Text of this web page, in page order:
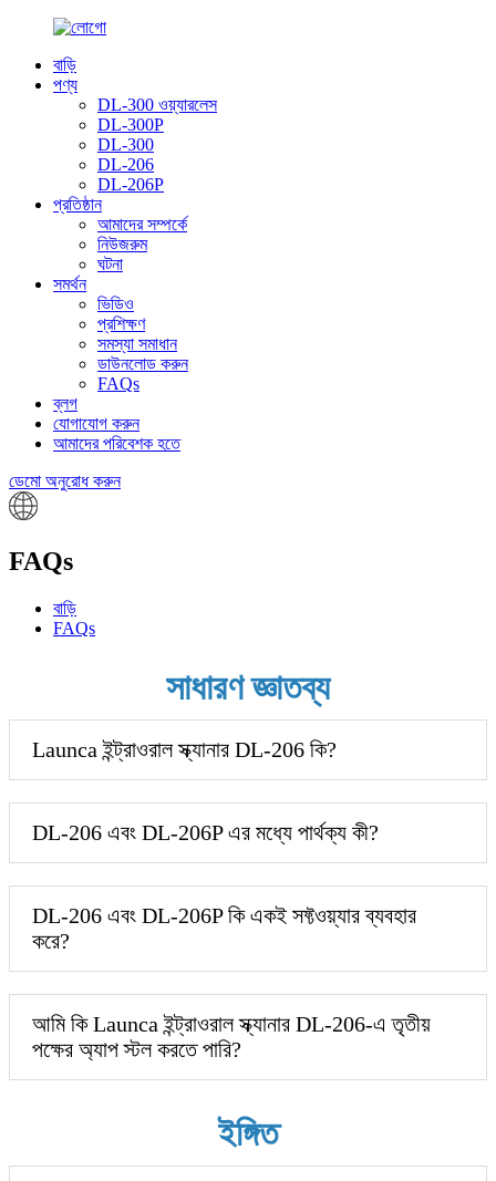
বাড়ি
পণ্য
DL-300 ওয়্যারলেস
DL-300P
DL-300
DL-206
DL-206P
প্রতিষ্ঠান
আমাদের সম্পর্কে
নিউজরুম
ঘটনা
সমর্থন
ভিডিও
প্রশিক্ষণ
সমস্যা সমাধান
ডাউনলোড করুন
FAQs
ব্লগ
যোগাযোগ করুন
আমাদের পরিবেশক হতে
ডেমো অনুরোধ করুন
FAQs
বাড়ি
FAQs
সাধারণ জ্ঞাতব্য
Launca ইন্ট্রাওরাল স্ক্যানার DL-206 কি?
DL-206 এবং DL-206P এর মধ্যে পার্থক্য কী?
DL-206 এবং DL-206P কি একই সফ্টওয়্যার ব্যবহার
করে?
আমি কি Launca ইন্ট্রাওরাল স্ক্যানার DL-206-এ তৃতীয়
পক্ষের অ্যাপ স্টল করতে পারি?
ইঙ্গিত